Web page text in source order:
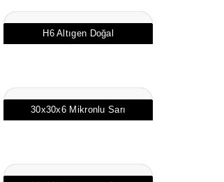
H6 Altıgen Doğal
30x30x6 Mikronlu Sarı